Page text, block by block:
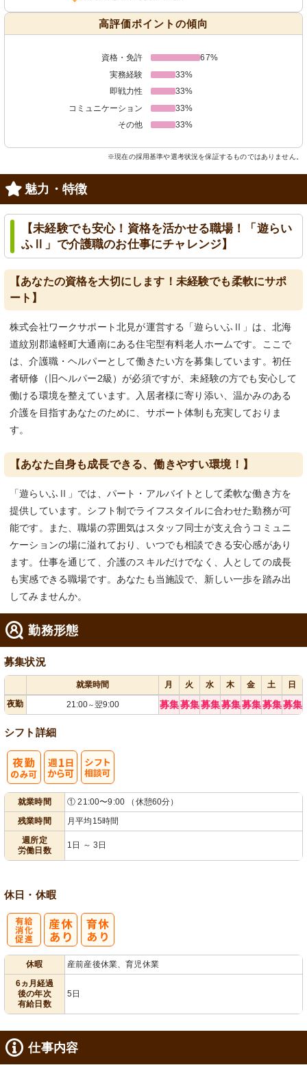
高評価ポイントの傾向
資格・免許
67%
実務経験
33%
即戦力性
33%
コミュニケーション
33%
その他
33%
※現在の採用基準や選考状況を保証するものではありません。
魅力・特徴
【未経験でも安心！資格を活かせる職場！「遊らい
ふⅡ」で介護職のお仕事にチャレンジ】
【あなたの資格を大切にします！未経験でも柔軟にサポ
ート】
株式会社ワークサポート北見が運営する「遊らいふⅡ」は、北海
道紋別郡遠軽町大通南にある住宅型有料老人ホームです。ここで
は、介護職・ヘルパーとして働きたい方を募集しています。初任
者研修（旧ヘルパー2級）が必須ですが、未経験の方でも安心して
働ける環境を整えています。入居者様に寄り添い、温かみのある
介護を目指すあなたのために、サポート体制も充実しておりま
す。
【あなた自身も成長できる、働きやすい環境！】
「遊らいふⅡ」では、パート・アルバイトとして柔軟な働き方を
提供しています。シフト制でライフスタイルに合わせた勤務が可
能です。また、職場の雰囲気はスタッフ同士が支え合うコミュニ
ケーションの場に溢れており、いつでも相談できる安心感があり
ます。仕事を通じて、介護のスキルだけでなく、人としての成長
も実感できる職場です。あなたも当施設で、新しい一歩を踏み出
してみませんか。
勤務形態
募集状況
就業時間 月 火 水 木 金 土
日
夜勤
21:00～翌9:00 募集募集募集募集募集募集募集
シフト詳細
就業時間
① 21:00〜9:00 （休憩60分）
残業時間
月平均15時間
週所定
労働日数
1日 ～ 3日
休日・休暇
休暇
産前産後休業、育児休業
6ヵ月経過
後の年次
有給日数
5日
仕事内容